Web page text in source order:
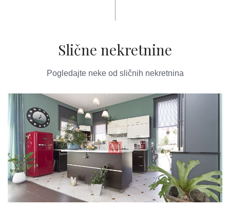
Slične nekretnine
Pogledajte neke od sličnih nekretnina